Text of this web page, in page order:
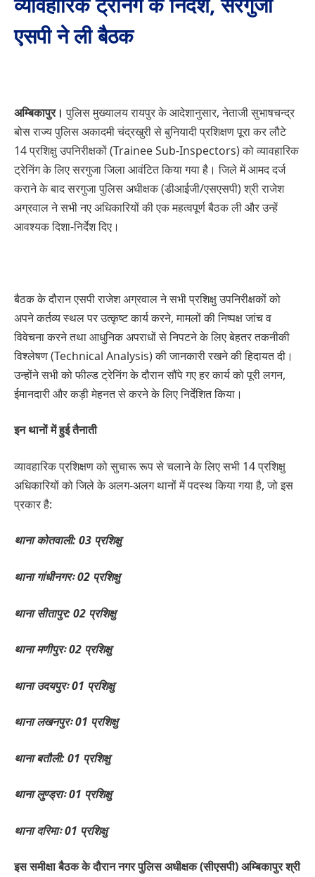
एसपी ने ली बैठक
अम्बिकापुर। पुलिस मुख्यालय रायपुर के आदेशानुसार, नेताजी सुभाषचन्द्र
बोस राज्य पुलिस अकादमी चंद्रखुरी से बुनियादी प्रशिक्षण पूरा कर लौटे
14 प्रशिक्षु उपनिरीक्षकों (Trainee Sub-Inspectors) को व्यावहारिक
ट्रेनिंग के लिए सरगुजा जिला आवंटित किया गया है। जिले में आमद दर्ज
कराने के बाद सरगुजा पुलिस अधीक्षक (डीआईजी/एसएसपी) श्री राजेश
अग्रवाल ने सभी नए अधिकारियों की एक महत्वपूर्ण बैठक ली और उन्हें
आवश्यक दिशा-निर्देश दिए।
बैठक के दौरान एसपी राजेश अग्रवाल ने सभी प्रशिक्षु उपनिरीक्षकों को
अपने कर्तव्य स्थल पर उत्कृष्ट कार्य करने, मामलों की निष्पक्ष जांच व
विवेचना करने तथा आधुनिक अपराधों से निपटने के लिए बेहतर तकनीकी
विश्लेषण (Technical Analysis) की जानकारी रखने की हिदायत दी।
उन्होंने सभी को फील्ड ट्रेनिंग के दौरान सौंपे गए हर कार्य को पूरी लगन,
ईमानदारी और कड़ी मेहनत से करने के लिए निर्देशित किया।
इन थानों में हुई तैनाती
व्यावहारिक प्रशिक्षण को सुचारू रूप से चलाने के लिए सभी 14 प्रशिक्षु
अधिकारियों को जिले के अलग-अलग थानों में पदस्थ किया गया है, जो इस
प्रकार है:
थाना कोतवाली: 03 प्रशिक्षु
थाना गांधीनगरः 02 प्रशिक्षु
थाना सीतापुर: 02 प्रशिक्षु
थाना मणीपुरः 02 प्रशिक्षु
थाना उदयपुरः 01 प्रशिक्षु
थाना लखनपुरः 01 प्रशिक्षु
थाना बतौली: 01 प्रशिक्षु
थाना लुण्ड्राः 01 प्रशिक्षु
थाना दरिमाः 01 प्रशिक्षु
इस समीक्षा बैठक के दौरान नगर पुलिस अधीक्षक (सीएसपी) अम्बिकापुर श्री